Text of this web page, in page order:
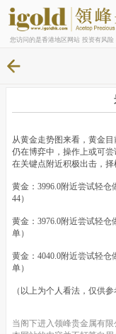
您访问的是香港地区网站 投资有风险
从黄金走势图来看，黄金
仍在博弈中，操作上或可
在关键点附近积极出击，择
黄金：3996.0附近尝试轻仓
44）
黄金：3976.0附近尝试轻仓
单）
黄金：4040.0附近尝试轻仓
单）
（以上为个人看法，仅供
当阁下进入领峰贵金属有